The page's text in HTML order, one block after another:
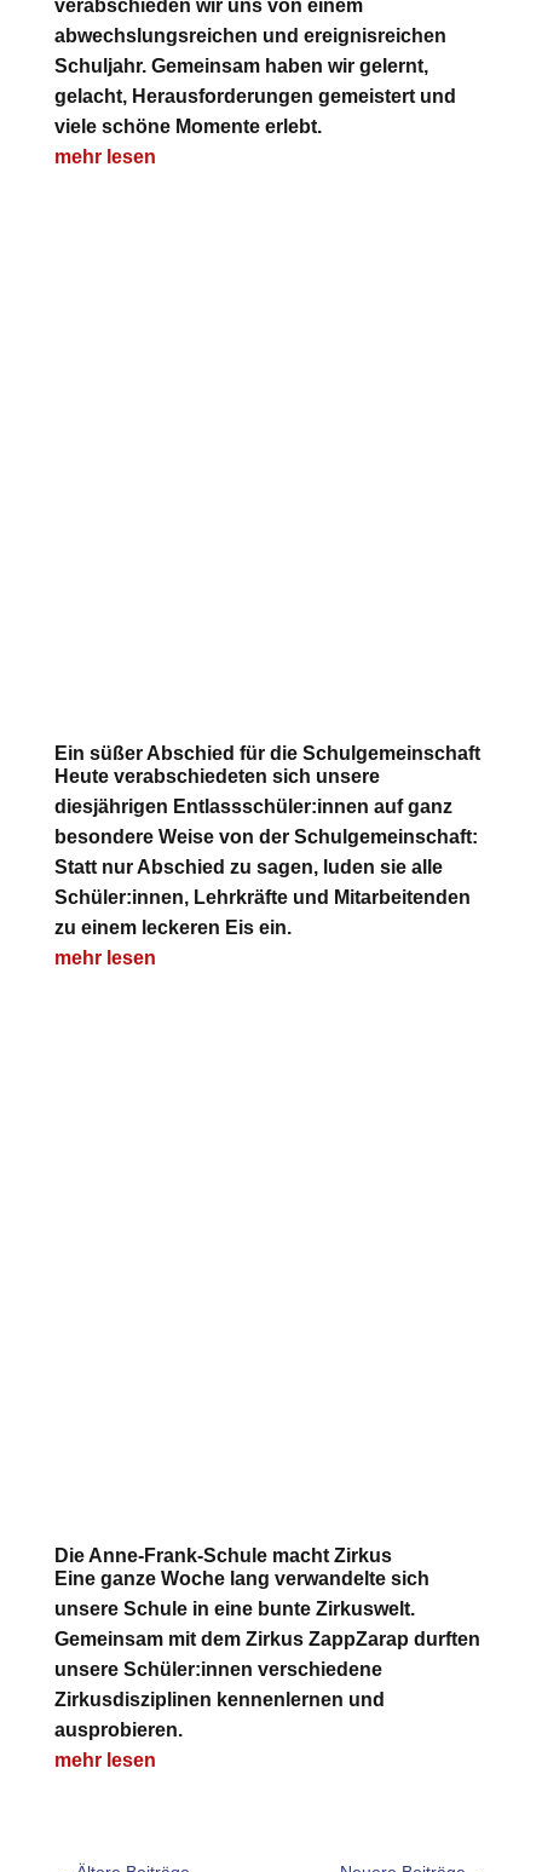
verabschieden wir uns von einem
abwechslungsreichen und ereignisreichen
Schuljahr. Gemeinsam haben wir gelernt,
gelacht, Herausforderungen gemeistert und
viele schöne Momente erlebt.
mehr lesen
Ein süßer Abschied für die Schulgemeinschaft
Heute verabschiedeten sich unsere
diesjährigen Entlassschüler:innen auf ganz
besondere Weise von der Schulgemeinschaft:
Statt nur Abschied zu sagen, luden sie alle
Schüler:innen, Lehrkräfte und Mitarbeitenden
zu einem leckeren Eis ein.
mehr lesen
Die Anne-Frank-Schule macht Zirkus
Eine ganze Woche lang verwandelte sich
unsere Schule in eine bunte Zirkuswelt.
Gemeinsam mit dem Zirkus ZappZarap durften
unsere Schüler:innen verschiedene
Zirkusdisziplinen kennenlernen und
ausprobieren.
mehr lesen